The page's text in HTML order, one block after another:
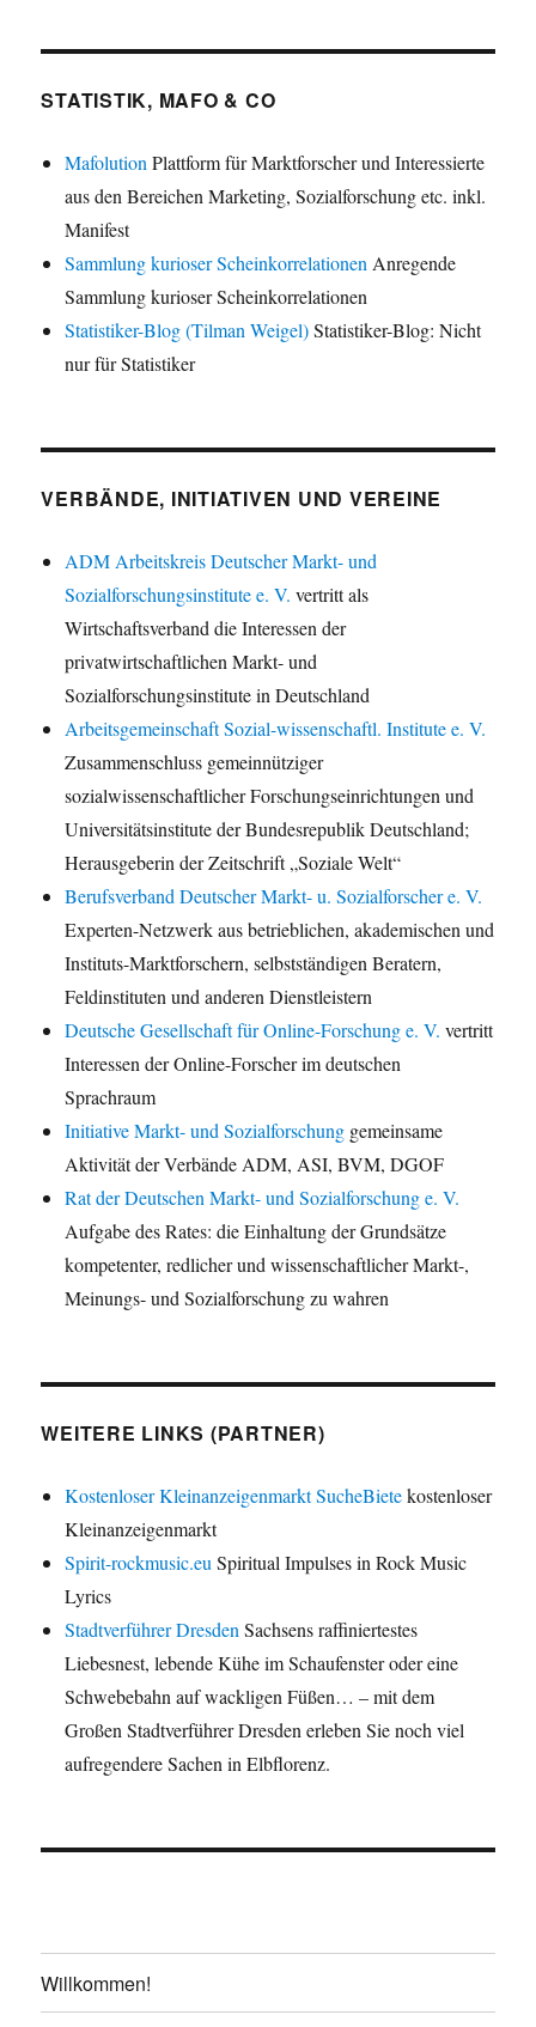
STATISTIK, MAFO & CO
Mafolution Plattform für Marktforscher und Interessierte
aus den Bereichen Marketing, Sozialforschung etc. inkl.
Manifest
Sammlung kurioser Scheinkorrelationen Anregende
Sammlung kurioser Scheinkorrelationen
Statistiker-Blog (Tilman Weigel)Statistiker-Blog: Nicht
nur für Statistiker
VERBÄNDE, INITIATIVEN UND VEREINE
ADM Arbeitskreis Deutscher Markt- und
Sozialforschungsinstitute e. V. vertritt als
Wirtschaftsverband die Interessen der
privatwirtschaftlichen Markt- und
Sozialforschungsinstitute in Deutschland
Arbeitsgemeinschaft Sozial-wissenschaftl. Institute e. V.
Zusammenschluss gemeinnütziger
sozialwissenschaftlicher Forschungseinrichtungen und
Universitätsinstitute der Bundesrepublik Deutschland;
Herausgeberin der Zeitschrift „Soziale Welt“
Berufsverband Deutscher Markt- u. Sozialforscher e. V.
Experten-Netzwerk aus betrieblichen, akademischen und
Instituts-Marktforschern, selbstständigen Beratern,
Feldinstituten und anderen Dienstleistern
Deutsche Gesellschaft für Online-Forschung e. V. vertritt
Interessen der Online-Forscher im deutschen
Sprachraum
Initiative Markt- und Sozialforschung gemeinsame
Aktivität der Verbände ADM, ASI, BVM, DGOF
Rat der Deutschen Markt- und Sozialforschung e. V.
Aufgabe des Rates: die Einhaltung der Grundsätze
kompetenter, redlicher und wissenschaftlicher Markt-,
Meinungs- und Sozialforschung zu wahren
WEITERE LINKS (PARTNER)
Kostenloser Kleinanzeigenmarkt SucheBietekostenloser
Kleinanzeigenmarkt
Spirit-rockmusic.eu Spiritual Impulses in Rock Music
Lyrics
Stadtverführer Dresden Sachsens raffiniertestes
Liebesnest, lebende Kühe im Schaufenster oder eine
Schwebebahn auf wackligen Füßen… – mit dem
Großen Stadtverführer Dresden erleben Sie noch viel
aufregendere Sachen in Elbflorenz.
Willkommen!